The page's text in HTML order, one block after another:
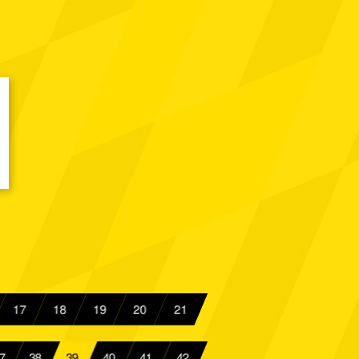
96
Aachen
Aachen
Aachen Spielbericht
Aachen Spielbericht
17 18 19 20 21